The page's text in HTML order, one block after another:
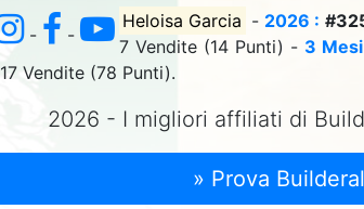
- -
Heloisa Garcia - 2026 :
7 Vendite (14 Punti) - 3
17 Vendite (78 Punti).
2026 - I migliori affiliati di
» Prova